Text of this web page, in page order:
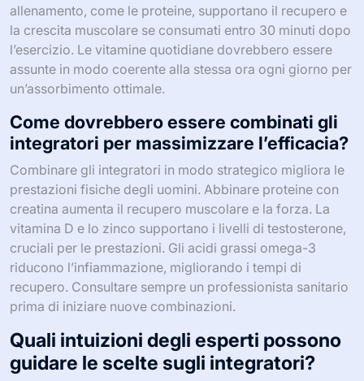
allenamento, come le proteine, supportano il recupero e
la crescita muscolare se consumati entro 30 minuti dopo
l’esercizio. Le vitamine quotidiane dovrebbero essere
assunte in modo coerente alla stessa ora ogni giorno per
un’assorbimento ottimale.
Come dovrebbero essere combinati gli
integratori per massimizzare l’efficacia?
Combinare gli integratori in modo strategico migliora le
prestazioni fisiche degli uomini. Abbinare proteine con
creatina aumenta il recupero muscolare e la forza. La
vitamina D e lo zinco supportano i livelli di testosterone,
cruciali per le prestazioni. Gli acidi grassi omega-3
riducono l’infiammazione, migliorando i tempi di
recupero. Consultare sempre un professionista sanitario
prima di iniziare nuove combinazioni.
Quali intuizioni degli esperti possono
guidare le scelte sugli integratori?